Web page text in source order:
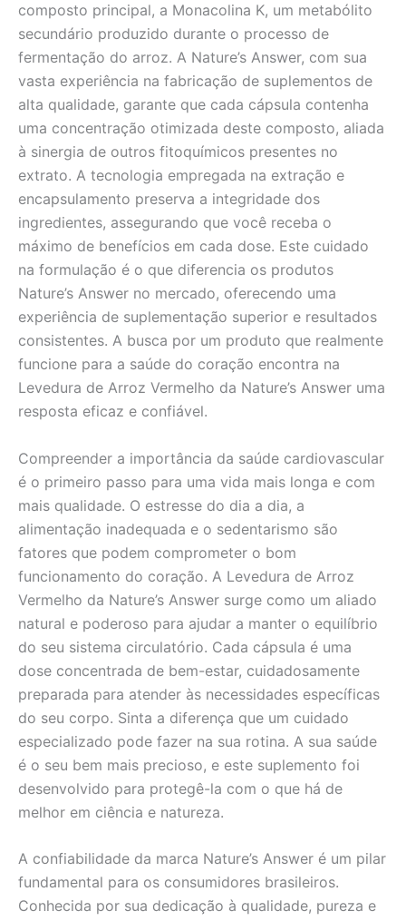
composto principal, a Monacolina K, um metabólito
secundário produzido durante o processo de
fermentação do arroz. A Nature’s Answer, com sua
vasta experiência na fabricação de suplementos de
alta qualidade, garante que cada cápsula contenha
uma concentração otimizada deste composto, aliada
à sinergia de outros fitoquímicos presentes no
extrato. A tecnologia empregada na extração e
encapsulamento preserva a integridade dos
ingredientes, assegurando que você receba o
máximo de benefícios em cada dose. Este cuidado
na formulação é o que diferencia os produtos
Nature’s Answer no mercado, oferecendo uma
experiência de suplementação superior e resultados
consistentes. A busca por um produto que realmente
funcione para a saúde do coração encontra na
Levedura de Arroz Vermelho da Nature’s Answer uma
resposta eficaz e confiável.
Compreender a importância da saúde cardiovascular
é o primeiro passo para uma vida mais longa e com
mais qualidade. O estresse do dia a dia, a
alimentação inadequada e o sedentarismo são
fatores que podem comprometer o bom
funcionamento do coração. A Levedura de Arroz
Vermelho da Nature’s Answer surge como um aliado
natural e poderoso para ajudar a manter o equilíbrio
do seu sistema circulatório. Cada cápsula é uma
dose concentrada de bem-estar, cuidadosamente
preparada para atender às necessidades específicas
do seu corpo. Sinta a diferença que um cuidado
especializado pode fazer na sua rotina. A sua saúde
é o seu bem mais precioso, e este suplemento foi
desenvolvido para protegê-la com o que há de
melhor em ciência e natureza.
A confiabilidade da marca Nature’s Answer é um pilar
fundamental para os consumidores brasileiros.
Conhecida por sua dedicação à qualidade, pureza e